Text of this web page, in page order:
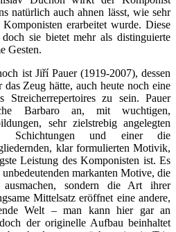
natürlich auch ahnen lässt, wie sehr
erarbeitet wurde. Diese
sie bietet mehr als distinguierte
Gesten.
ist Jiří Pauer (1919-2007), dessen
Zeug hätte, auch heute noch eine
Streicherrepertoires zu sein. Pauer
Barbaro an, mit wuchtigen,
sehr zielstrebig angelegten
Schichtungen und einer die
klar formulierten Motivik,
Leistung des Komponisten ist. Es
markanten Motive, die
sondern die Art ihrer
Mittelsatz eröffnet eine andere,
Welt – man kann hier gar an
der originelle Aufbau beinhaltet